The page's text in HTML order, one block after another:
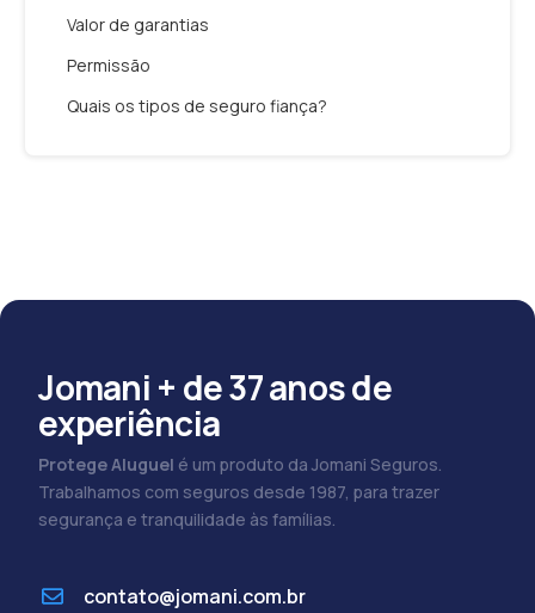
Valor de garantias
Permissão
Quais os tipos de seguro fiança?
Jomani + de 37 anos de
experiência
Protege Aluguel é um produto da Jomani Seguros.
Trabalhamos com seguros desde 1987, para trazer
segurança e tranquilidade às famílias.
contato@jomani.com.br